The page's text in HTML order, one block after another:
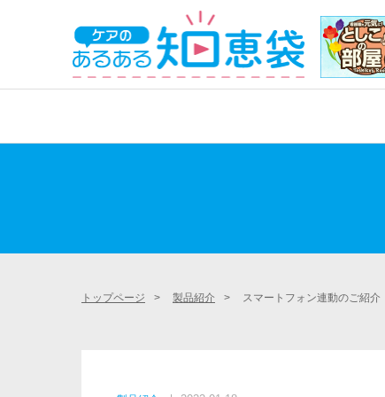
トップページ > 製品紹介 > スマートフォン連動のご紹介